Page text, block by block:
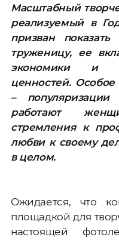
Масштабный
реализуемый в
призван
труженицу, ее
экономики и
ценностей.
–
работают
стремления к
любви к своему
в целом.
Ожидается, что
площадкой для
настоящей